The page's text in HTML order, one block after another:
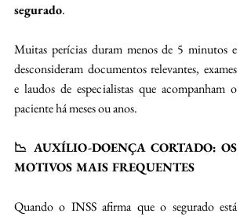
segurado.
Muitas perícias duram menos de 5 minutos e
desconsideram documentos relevantes, exames
e laudos de especialistas que acompanham o
paciente há meses ou anos.
📉 AUXÍLIO-DOENÇA CORTADO: OS
MOTIVOS MAIS FREQUENTES
Quando o INSS afirma que o segurado está